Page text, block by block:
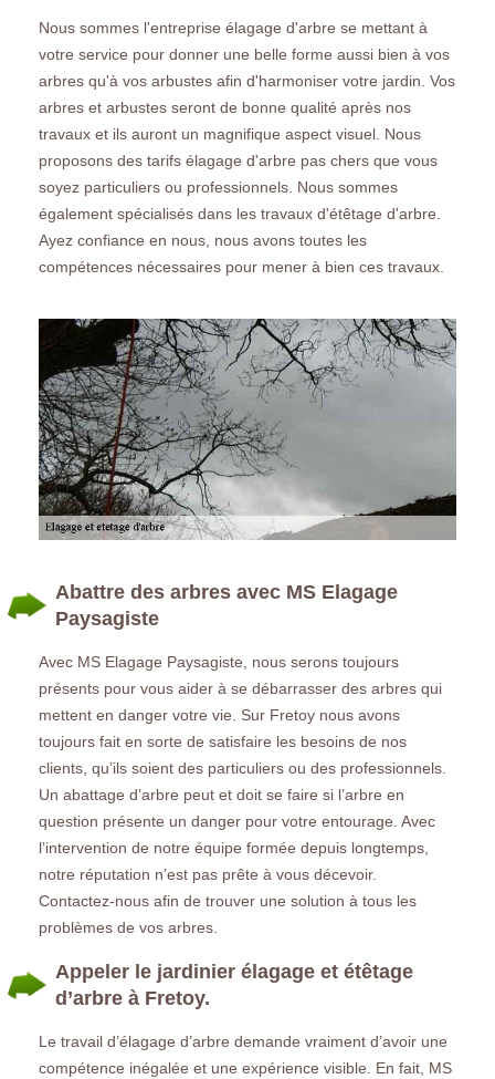
Nous sommes l'entreprise élagage d'arbre se mettant à
votre service pour donner une belle forme aussi bien à vos
arbres qu'à vos arbustes afin d'harmoniser votre jardin. Vos
arbres et arbustes seront de bonne qualité après nos
travaux et ils auront un magnifique aspect visuel. Nous
proposons des tarifs élagage d'arbre pas chers que vous
soyez particuliers ou professionnels. Nous sommes
également spécialisés dans les travaux d'étêtage d'arbre.
Ayez confiance en nous, nous avons toutes les
compétences nécessaires pour mener à bien ces travaux.
Abattre des arbres avec MS Elagage
Paysagiste
Avec MS Elagage Paysagiste, nous serons toujours
présents pour vous aider à se débarrasser des arbres qui
mettent en danger votre vie. Sur Fretoy nous avons
toujours fait en sorte de satisfaire les besoins de nos
clients, qu’ils soient des particuliers ou des professionnels.
Un abattage d’arbre peut et doit se faire si l’arbre en
question présente un danger pour votre entourage. Avec
l’intervention de notre équipe formée depuis longtemps,
notre réputation n’est pas prête à vous décevoir.
Contactez-nous afin de trouver une solution à tous les
problèmes de vos arbres.
Appeler le jardinier élagage et étêtage
d’arbre à Fretoy.
Le travail d’élagage d’arbre demande vraiment d’avoir une
compétence inégalée et une expérience visible. En fait, MS